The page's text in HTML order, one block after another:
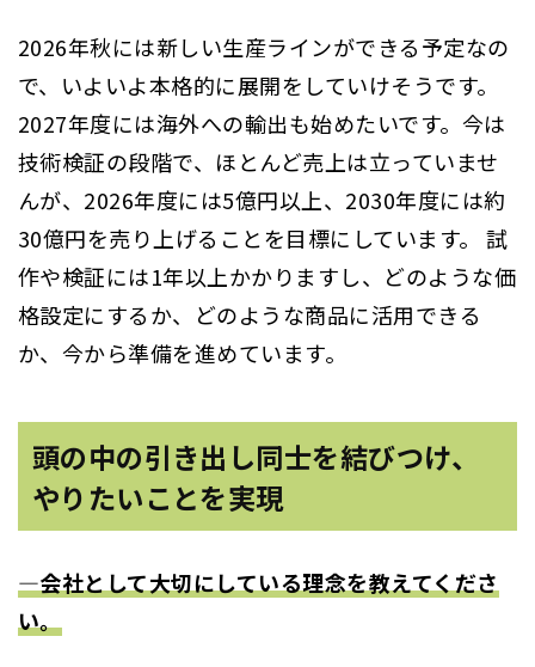
2026年秋には新しい生産ラインができる予定なの
で、いよいよ本格的に展開をしていけそうです。
2027年度には海外への輸出も始めたいです。今は
技術検証の段階で、ほとんど売上は立っていませ
んが、2026年度には5億円以上、2030年度には約
30億円を売り上げることを目標にしています。 試
作や検証には1年以上かかりますし、どのような価
格設定にするか、どのような商品に活用できる
か、今から準備を進めています。
頭の中の引き出し同士を結びつけ、
やりたいことを実現
―会社として大切にしている理念を教えてくださ
い。